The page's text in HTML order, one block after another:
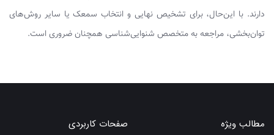
دارند. با این‌حال، برای تشخیص نهایی و انتخاب سمعک یا سایر روش‌های
توان‌بخشی، مراجعه به متخصص شنوایی‌شناسی همچنان ضروری است.
مطالب ویژه صفحات کاربردی